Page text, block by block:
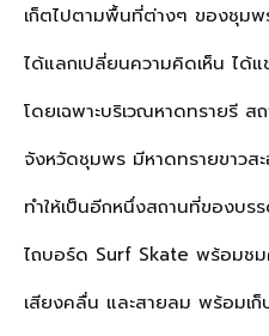
เก็ตไปตามพื้นที่ต่างๆ ของชุม
ได้แลกเปลี่ยนความคิดเห็น ได้
โดยเฉพาะบริเวณหาดทรายรี ส
จังหวัดชุมพร มีหาดทรายขาว
ทำให้เป็นอีกหนึ่งสถานที่ของบร
ไถบอร์ด Surf Skate พร้อมช
เสียงคลื่น และสายลม พร้อมเก็